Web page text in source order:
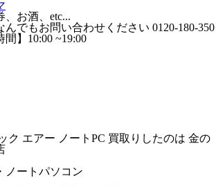
ク エアー ノートPC 買取りしたのは 金の
ノートパソコン